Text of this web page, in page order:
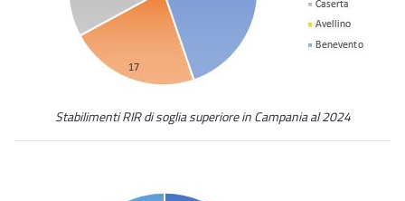
Stabilimenti RIR di soglia superiore in Campania al 2024